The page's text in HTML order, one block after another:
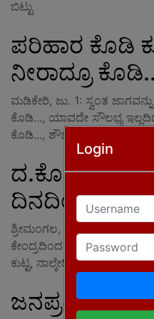
Login
Username
Password
ಬಿಟ್ಟು
ಪರಿಹಾರ ಕೊಡಿ
ನೀರಾದ್ರೂ
ಮಡಿಕೇರಿ, ಜು. 1: ಸ್ವಂತ
ಕೊಡಿ..., ಯಾವದೇ ಸೌಲಭ್ಯ
ಕೊಡಿ..., ಶೌಚಾಲಯ, ವಿದ್ಯುತ್
ದ.ಕೊಡಗಿನ
ದಿನದಿಂದ
ಶ್ರೀಮಂಗಲ, ಜು. 1: ದಕ್ಷಿಣ
ಕೇಂದ್ರದಿಂದ ಸಂಪರ್ಕ ಕಲ್ಪಿಸುವ
ಕುಟ್ಟ, ನಾಲ್ಕೇರಿ ಹಾಗೂ ಕಾನೂರು
ಜನಪ್ರತಿನಿಧಿಗಳು